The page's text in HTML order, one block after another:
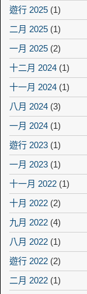
遊行 2025 (1)
二月 2025 (1)
一月 2025 (2)
十二月 2024 (1)
十一月 2024 (1)
八月 2024 (3)
一月 2024 (1)
遊行 2023 (1)
一月 2023 (1)
十一月 2022 (1)
十月 2022 (2)
九月 2022 (4)
八月 2022 (1)
遊行 2022 (2)
二月 2022 (1)